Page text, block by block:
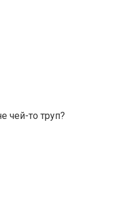
чей-то труп?